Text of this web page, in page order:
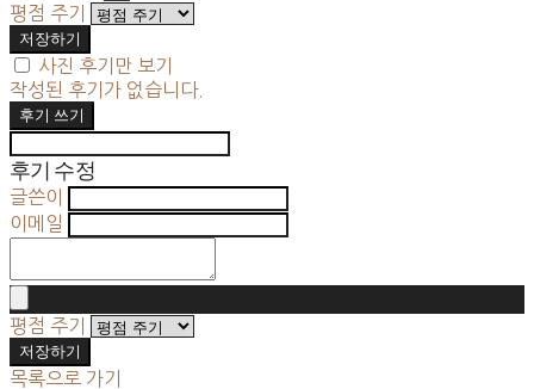
평점 주기
저장하기
사진 후기만 보기
작성된 후기가 없습니다.
후기 쓰기
후기 수정
글쓴이
이메일
평점 주기
저장하기
목록으로 가기